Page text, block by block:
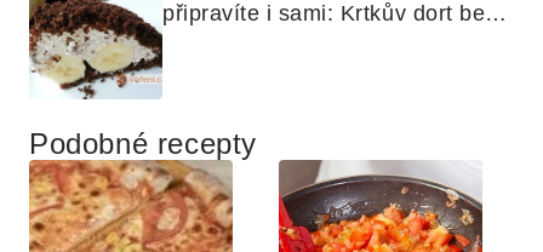
připravíte i sami: Krtkův dort bez
Podobné recepty